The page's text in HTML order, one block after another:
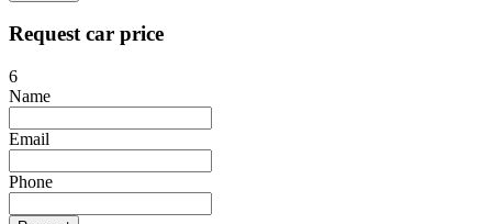
Request car price
6
Name
Email
Phone